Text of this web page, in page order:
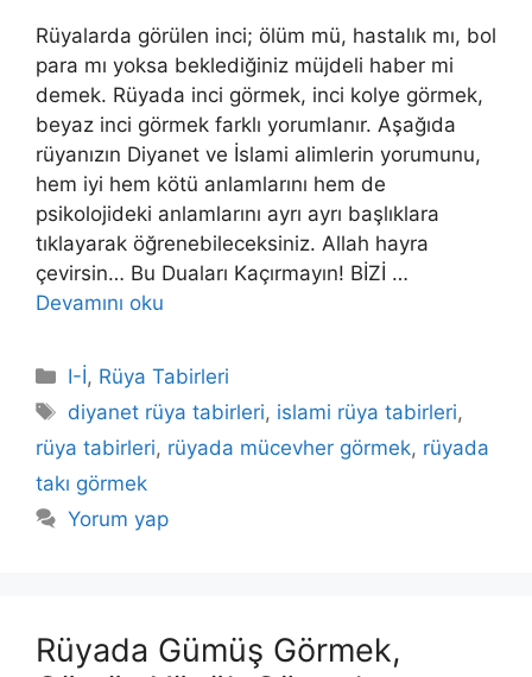
Rüyalarda görülen inci; ölüm mü, hastalık mı, bol
para mı yoksa beklediğiniz müjdeli haber mi
demek. Rüyada inci görmek, inci kolye görmek,
beyaz inci görmek farklı yorumlanır. Aşağıda
rüyanızın Diyanet ve İslami alimlerin yorumunu,
hem iyi hem kötü anlamlarını hem de
psikolojideki anlamlarını ayrı ayrı başlıklara
tıklayarak öğrenebileceksiniz. Allah hayra
çevirsin… Bu Duaları Kaçırmayın! BİZİ …
Devamını oku
Kategoriler
I-İ, Rüya Tabirleri
Etiketler
diyanet rüya tabirleri, islami rüya tabirleri,
rüya tabirleri, rüyada mücevher görmek, rüyada
takı görmek
Yorum yap
Rüyada Gümüş Görmek,